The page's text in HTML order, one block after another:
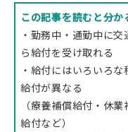
この記事を読むと分か
・勤務中・通勤中に
ら給付を受け取れる
・給付にはいろいろ
給付が異なる
（療養補償給付・休
給付など）